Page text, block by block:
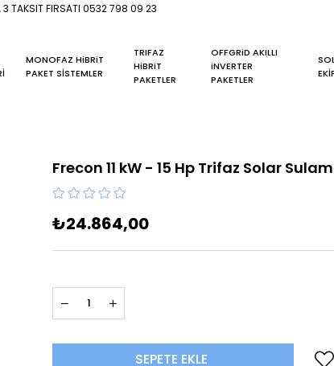
3 TAKSIT FIRSATI 0532 798 09 23
MONOFAZ HiBRiT
PAKET SİSTEMLER
TRIFAZ
HiBRiT
PAKETLER
OFFGRiD AKILLI
iNVERTER
PAKETLER
Frecon 11 kW - 15 Hp Trifaz Solar
₺24.864,00